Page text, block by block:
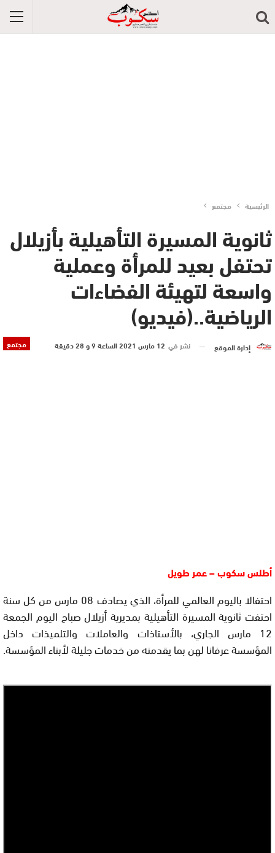
الرئيسية مجتمع
ثانوية المسيرة التأهيلية بأزيلال
تحتفل بعيد للمرأة وعملية
واسعة لتهيئة الفضاءات
الرياضية..(فيديو)
مجتمع إدارة الموقع نشر في 12 مارس 2021 الساعة 9 و 28 دقيقة
أطلس سكوب – عمر طويل
احتفالا باليوم العالمي للمرأة، الذي يصادف 08 مارس من كل سنة
احتفت ثانوية المسيرة التأهيلية بمديرية أزيلال صباح اليوم الجمعة
12 مارس الجاري، بالأستاذات والعاملات والتلميذات داخل
المؤسسة عرفانا لهن بما يقدمنه من خدمات جليلة لأبناء المؤسسة.